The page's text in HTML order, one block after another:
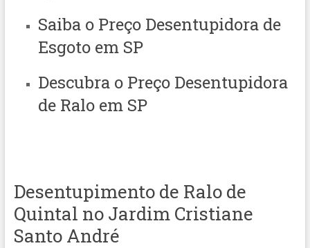
Saiba o Preço Desentupidora de
Esgoto em SP
Descubra o Preço Desentupidora
de Ralo em SP
Desentupimento de Ralo de
Quintal no Jardim Cristiane
Santo André